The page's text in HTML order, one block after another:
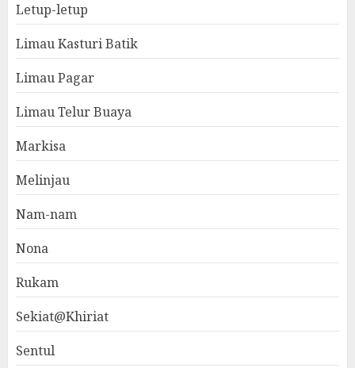
Letup-letup
Limau Kasturi Batik
Limau Pagar
Limau Telur Buaya
Markisa
Melinjau
Nam-nam
Nona
Rukam
Sekiat@Khiriat
Sentul